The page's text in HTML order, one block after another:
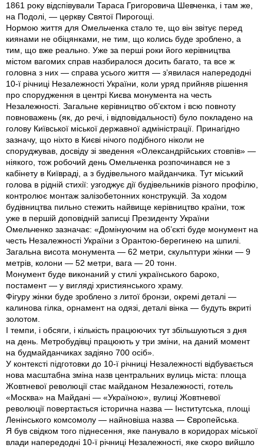
1861 року вiдспiвували Тараса Григоровича Шевченка, i там же,
на Подолi, — церкву Святої Пирогощi.
Нормою життя для Омельченка стало те, що вiн звiтує перед
киянами не обiцянками, не тим, що колись буде зроблено, а
тим, що вже реально. Уже за першi роки його керiвництва
мiстом вагомих справ назбиралося досить багато, та все ж
головна з них — справа усього життя — з’явилася напередоднi
10-ї рiчницi Незалежностi України, коли уряд прийняв рiшення
про спорудження в центрi Києва монумента на честь
Незалежностi. Загальне керiвництво об’єктом i всю повноту
повноважень (як, до речi, i вiдповiдальностi) було покладено на
голову Київської мiської державної адмiнiстрацiї. Принагiдно
зазначу, що нiхто в Києвi нiчого подiбного нiколи не
споруджував, досвiду зi зведення «Олександрiйських стовпiв» —
нiякого, тож робочий день Омельченка розпочинався не з
кабiнету в Київрадi, а з будiвельного майданчика. Тут мiський
голова в рiднiй стихiї: узгоджує дiї будiвельникiв рiзного профiлю,
контролює монтаж залiзобетонних конструкцiй. За ходом
будiвництва пильно стежить найвище керiвництво країни, тож
уже в першiй доповiднiй записцi Президенту України
Омельченко зазначає: «Домiнуючим на об’єктi буде монумент на
честь Незалежностi України з Орантою-берегинею на шпилi.
Загальна висота монумента — 62 метри, скульптури жiнки — 9
метрiв, колони — 52 метри, вага — 20 тонн.
Монумент буде виконаний у стилi українського бароко,
постамент — у виглядi християнського храму.
Фiгуру жiнки буде зроблено з литої бронзи, окремi деталi —
калинова гiлка, орнамент на одязi, деталi вiнка — будуть вкритi
золотом.
І темпи, i обсяги, i кiлькiсть працюючих тут збiльшуються з дня
на день. Метробудiвцi працюють у три змiни, на даний момент
на будмайданчиках задiяно 700 осiб».
У контекстi пiдготовки до 10-ї рiчницi Незалежностi вiдбувається
нова масштабна змiна назв центральних вулиць мiста: площа
Жовтневої революцiї стає майданом Незалежностi, готель
«Москва» на Майданi — «Україною», вулицi Жовтневої
революцiї повертається iсторична назва — Інститутська, площi
Ленiнського комсомолу — найновiша назва — Європейська.
Я був свiдком того пiднесення, яке панувало в коридорах мiської
влади напередоднi 10-ї рiчницi Незалежностi, яке скоро вийшло